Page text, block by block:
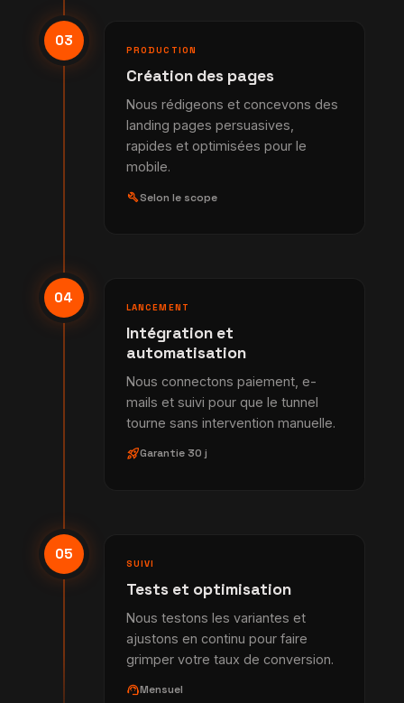
03
PRODUCTION
Création des pages
Nous rédigeons et concevons des
landing pages persuasives,
rapides et optimisées pour le
mobile.
buildSelon le scope
04
LANCEMENT
Intégration et
automatisation
Nous connectons paiement, e-
mails et suivi pour que le tunnel
tourne sans intervention manuelle.
rocket_launchGarantie 30 j
05
SUIVI
Tests et optimisation
Nous testons les variantes et
ajustons en continu pour faire
grimper votre taux de conversion.
support_agentMensuel